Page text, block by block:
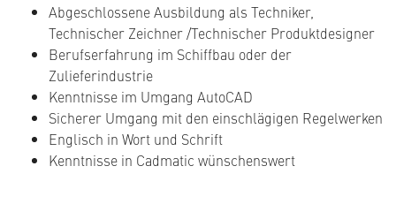
Abgeschlossene Ausbildung als Techniker,
Technischer Zeichner /Technischer Produktdesigner
Berufserfahrung im Schiffbau oder der
Zulieferindustrie
Kenntnisse im Umgang AutoCAD
Sicherer Umgang mit den einschlägigen Regelwerken
Englisch in Wort und Schrift
Kenntnisse in Cadmatic wünschenswert